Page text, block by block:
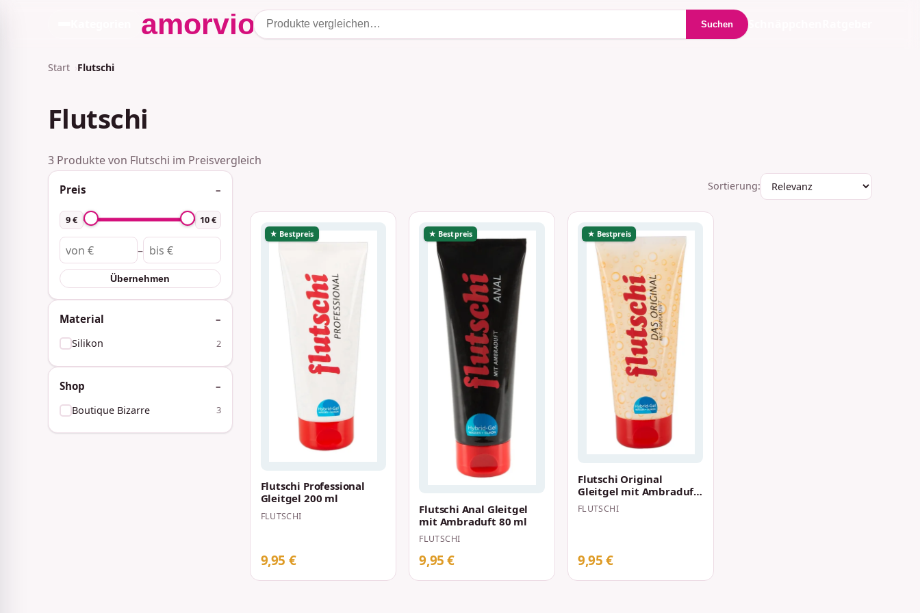
Suchen
Start Flutschi
Flutschi
3 Produkte von Flutschi im Preisvergleich
Preis
9 € 10 €
–
Übernehmen
Material
Silikon 2
Shop
Boutique Bizarre 3
Sortierung:
★ Bestpreis
Flutschi Professional
Gleitgel 200 ml
FLUTSCHI
9,95 €
★ Bestpreis
Flutschi Anal Gleitgel
mit Ambraduft 80 ml
FLUTSCHI
9,95 €
★ Bestpreis
Flutschi Original
Gleitgel mit Ambraduft
200 ml
FLUTSCHI
9,95 €